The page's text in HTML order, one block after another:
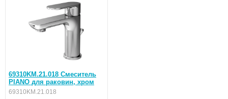
69310KM.21.018 Смеситель
PIANO для раковин, хром
69310KM.21.018